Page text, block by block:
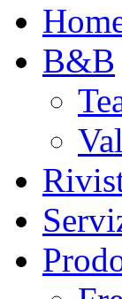
B&B